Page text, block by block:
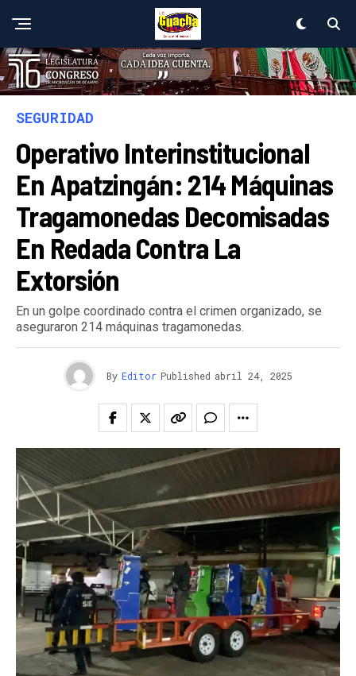
SEGURIDAD
Operativo Interinstitucional
En Apatzingán: 214 Máquinas
Tragamonedas Decomisadas
En Redada Contra La
Extorsión
En un golpe coordinado contra el crimen organizado, se
aseguraron 214 máquinas tragamonedas.
By Editor Published abril 24, 2025